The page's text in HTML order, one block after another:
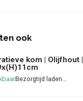
ook
kom | Olijfhout |